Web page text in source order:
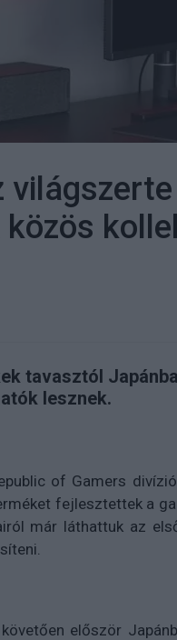
közös
tavasztól
lesznek.
of Gamers
fejlesztettek a
már láthattuk az
először